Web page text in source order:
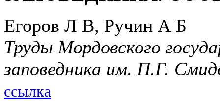
Егоров Л В, Ручин А Б
Труды Мордовского
заповедника им. П.Г.
ссылка